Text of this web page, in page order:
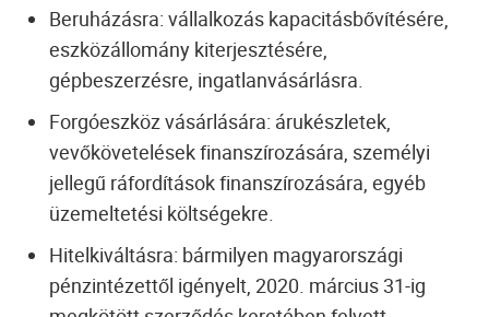
Beruházásra: vállalkozás kapacitásbővítésére,
eszközállomány kiterjesztésére,
gépbeszerzésre, ingatlanvásárlásra.
Forgóeszköz vásárlására: árukészletek,
vevőkövetelések finanszírozására, személyi
jellegű ráfordítások finanszírozására, egyéb
üzemeltetési költségekre.
Hitelkiváltásra: bármilyen magyarországi
pénzintézettől igényelt, 2020. március 31-ig